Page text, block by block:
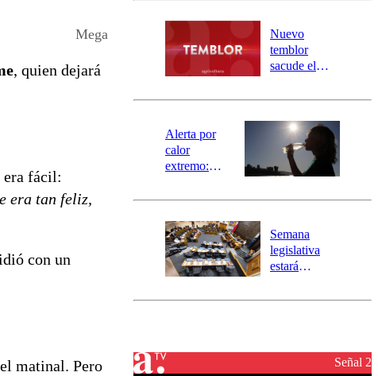
Mega
, quien dejará
era fácil:
era tan feliz,
con un
matinal. Pero
río Damas:
activa
mensajería
SAE
Nuevo
temblor
sacude el
revisa la
epicentro
Alerta por
calor
extremo:
activa Alerta
Preventiva en
tres comunas
Semana
legislativa
estará
el fin de la
reconstrucciónSeñal 2